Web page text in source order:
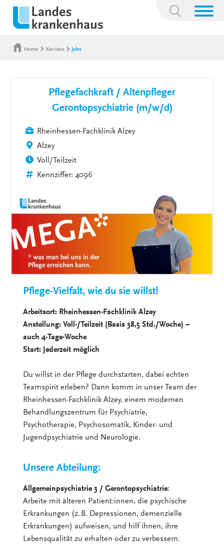
Suchbegriff:
Home Karriere Jobs
Pflegefachkraft / Altenpfleger
Gerontopsychiatrie (m/w/d)
Rheinhessen-Fachklinik Alzey
Alzey
Voll/Teilzeit
Kennziffer: 4096
Pflege-Vielfalt, wie du sie willst!
Arbeitsort: Rheinhessen-Fachklinik Alzey
Anstellung: Voll-/Teilzeit (Basis 38,5 Std./Woche) –
auch 4-Tage-Woche
Start: Jederzeit möglich
Du willst in der Pflege durchstarten, dabei echten
Teamspirit erleben? Dann komm in unser Team der
Rheinhessen-Fachklinik Alzey, einem modernen
Behandlungszentrum für Psychiatrie,
Psychotherapie, Psychosomatik, Kinder- und
Jugendpsychiatrie und Neurologie.
Unsere Abteilung:
Allgemeinpsychiatrie 3 / Gerontopsychiatrie:
Arbeite mit älteren Patient:innen, die psychische
Erkrankungen (z. B. Depressionen, demenzielle
Erkrankungen) aufweisen, und hilf ihnen, ihre
Lebensqualität zu erhalten oder zu verbessern.